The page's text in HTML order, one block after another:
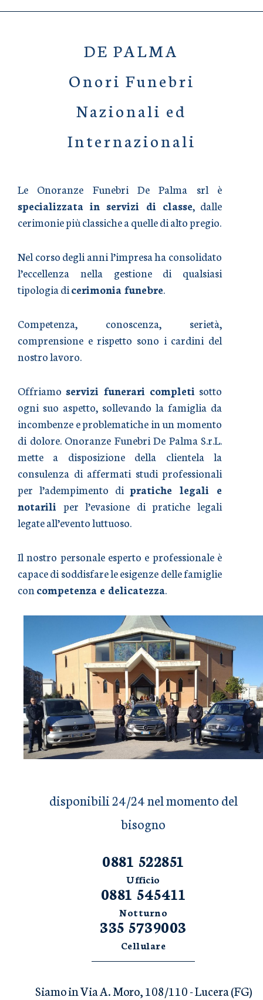
DE PALMA
Onori Funebri
Nazionali ed
Internazionali
Le Onoranze Funebri De Palma srl è
specializzata in servizi di classe, dalle
cerimonie più classiche a quelle di alto pregio.
Nel corso degli anni l’impresa ha consolidato
l’eccellenza nella gestione di qualsiasi
tipologia dicerimonia funebre.
Competenza, conoscenza, serietà,
comprensione e rispetto sono i cardini del
nostro lavoro.
Offriamo servizi funerari completi sotto
ogni suo aspetto, sollevando la famiglia da
incombenze e problematiche in un momento
di dolore. Onoranze Funebri De Palma S.r.L.
mette a disposizione della clientela la
consulenza di affermati studi professionali
per l’adempimento dipratiche legali e
notarili per l’evasione di pratiche legali
legate all’evento luttuoso.
Il nostro personale esperto e professionale è
capace di soddisfare le esigenze delle famiglie
con competenza e delicatezza.
disponibili 24/24 nel momento del
bisogno
0881 522851
Ufficio
0881 545411
Notturno
335 5739003
Cellulare
Siamo in Via A. Moro, 108/110 - Lucera (FG)